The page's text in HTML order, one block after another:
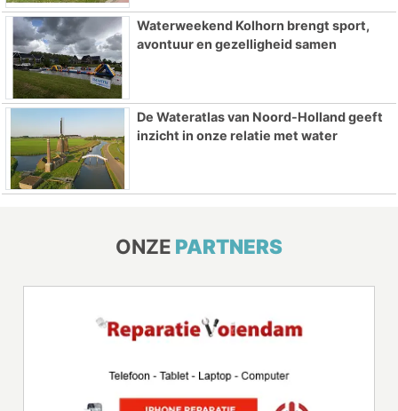
Waterweekend Kolhorn brengt sport,
avontuur en gezelligheid samen
De Wateratlas van Noord-Holland geeft
inzicht in onze relatie met water
ONZE PARTNERS